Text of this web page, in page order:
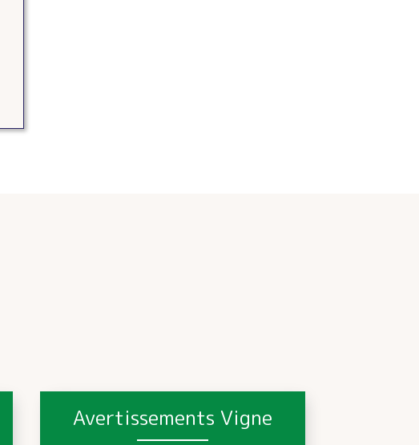
Avertissements Vigne